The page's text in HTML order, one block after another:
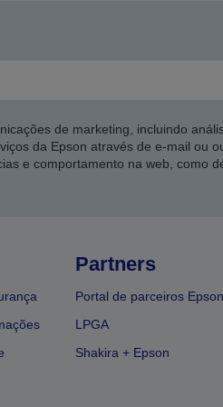
de marketing, incluindo
da Epson através de e-mail ou
e comportamento na web, como
Partners
Portal de parceiros Epson
LPGA
Shakira + Epson